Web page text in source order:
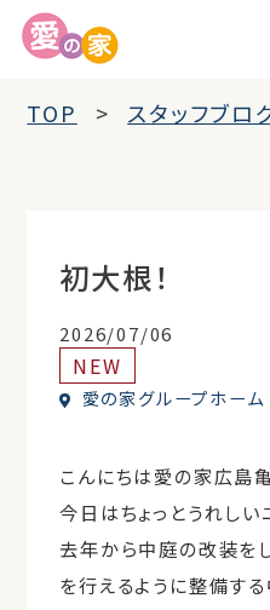
TOP スタッフブロ
初大根！
2026/07/06
NEW
愛の家グループホー
こんにちは愛の家広島
今日はちょっとうれしい
去年から中庭の改装を
を行えるように整備す